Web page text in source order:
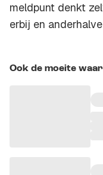
meldpunt denkt
erbij en
Ook de moeite